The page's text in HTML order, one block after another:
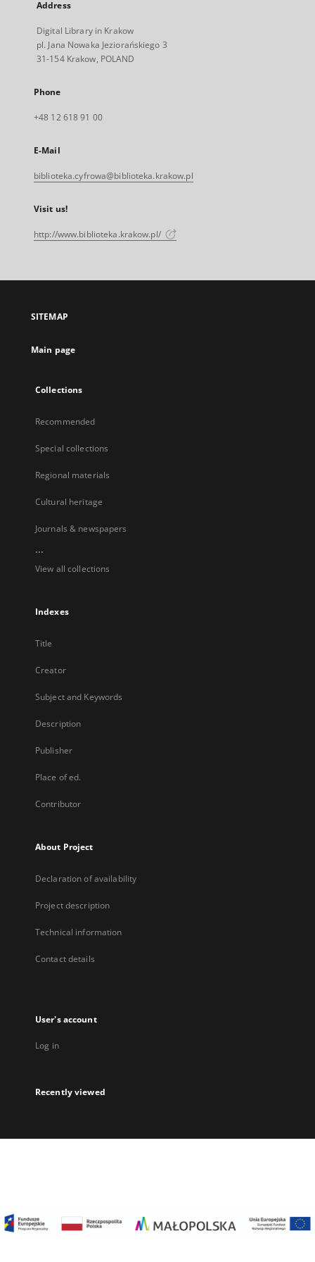
Address
Digital Library in Krakow
pl. Jana Nowaka Jeziorańskiego 3
31-154 Krakow, POLAND
Phone
+48 12 618 91 00
E-Mail
biblioteka.cyfrowa@biblioteka.krakow.pl
Visit us!
http://www.biblioteka.krakow.pl/
SITEMAP
Main page
Collections
Recommended
Special collections
Regional materials
Cultural heritage
Journals & newspapers
...
View all collections
Indexes
Title
Creator
Subject and Keywords
Description
Publisher
Place of ed.
Contributor
About Project
Declaration of availability
Project description
Technical information
Contact details
User's account
Log in
Recently viewed